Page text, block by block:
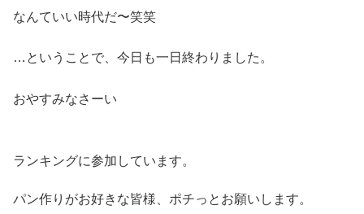
なんていい時代だ〜笑笑
…ということで、今日も一日終わりました。
おやすみなさーい
ランキングに参加しています。
パン作りがお好きな皆様、ポチっとお願いします。